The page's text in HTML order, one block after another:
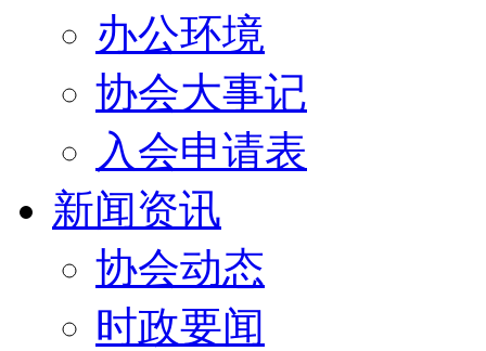
办公环境
协会大事记
入会申请表
新闻资讯
协会动态
时政要闻